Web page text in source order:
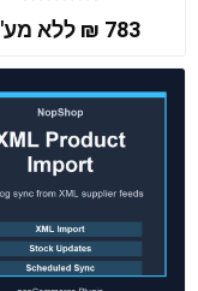
783 ₪ ללא מע"מ